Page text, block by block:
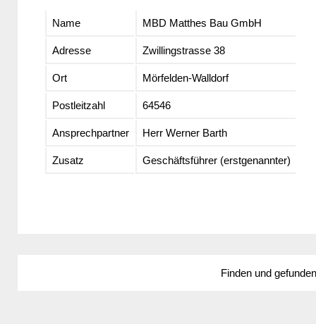
Name MBD Matthes Bau GmbH
Adresse Zwillingstrasse 38
Ort Mörfelden-Walldorf
Postleitzahl 64546
Ansprechpartner Herr Werner Barth
Zusatz Geschäftsführer (erstgenannter)
Finden und